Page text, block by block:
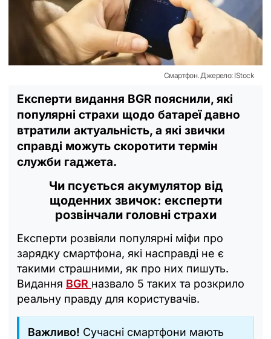
Смартфон. Джерело: IStock
Експерти видання BGR пояснили, які
популярні страхи щодо батареї давно
втратили актуальність, а які звички
справді можуть скоротити термін
служби гаджета.
Чи псується акумулятор від
щоденних звичок: експерти
розвінчали головні страхи
Експерти розвіяли популярні міфи про
зарядку смартфона, які насправді не є
такими страшними, як про них пишуть.
Видання BGR назвало 5 таких та розкрило
реальну правду для користувачів.
Важливо! Сучасні смартфони мають